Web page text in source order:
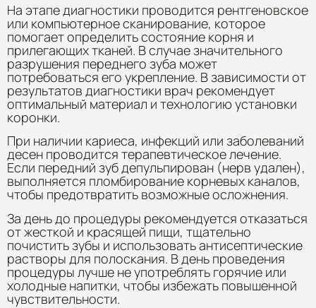
На этапе диагностики проводится рентгеновское
или компьютерное сканирование, которое
помогает определить состояние корня и
прилегающих тканей. В случае значительного
разрушения переднего зуба может
потребоваться его укрепление. В зависимости от
результатов диагностики врач рекомендует
оптимальный материал и технологию установки
коронки.
При наличии кариеса, инфекций или заболеваний
десен проводится терапевтическое лечение.
Если передний зуб депульпирован (нерв удален),
выполняется пломбирование корневых каналов,
чтобы предотвратить возможные осложнения.
За день до процедуры рекомендуется отказаться
от жесткой и красящей пищи, тщательно
почистить зубы и использовать антисептические
растворы для полоскания. В день проведения
процедуры лучше не употреблять горячие или
холодные напитки, чтобы избежать повышенной
чувствительности.